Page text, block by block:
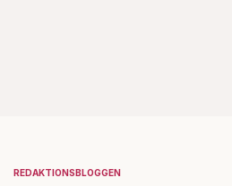
REDAKTIONSBLOGGEN